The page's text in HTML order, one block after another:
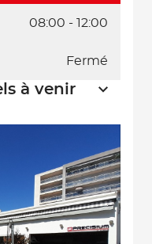
08:00 - 12:00
Fermé
à venir